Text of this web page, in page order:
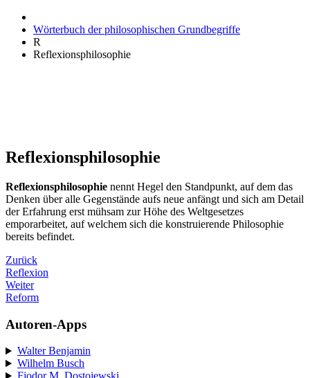
Wörterbuch der philosophischen Grundbegriffe
R
Reflexionsphilosophie
Reflexionsphilosophie
Reflexionsphilosophie nennt Hegel den Standpunkt, auf dem das
Denken über alle Gegenstände aufs neue anfängt und sich am Detail
der Erfahrung erst mühsam zur Höhe des Weltgesetzes
emporarbeitet, auf welchem sich die konstruierende Philosophie
bereits befindet.
Zurück
Reflexion
Weiter
Reform
Autoren-Apps
Walter Benjamin
Wilhelm Busch